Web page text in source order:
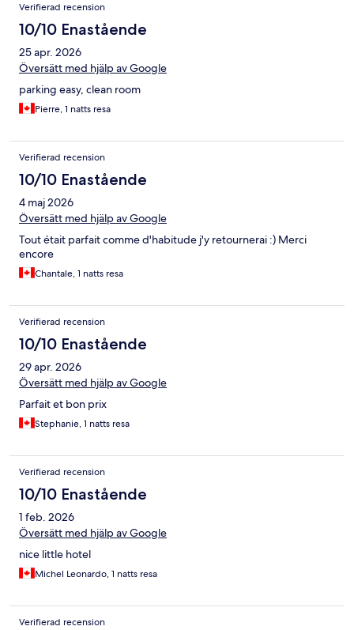
Verifierad recension
10/10 Enastående
25 apr. 2026
Översätt med hjälp av Google
parking easy, clean room
Pierre, 1 natts resa
Verifierad recension
10/10 Enastående
4 maj 2026
Översätt med hjälp av Google
Tout était parfait comme d'habitude j'y retournerai :) Merci
encore
Chantale, 1 natts resa
Verifierad recension
10/10 Enastående
29 apr. 2026
Översätt med hjälp av Google
Parfait et bon prix
Stephanie, 1 natts resa
Verifierad recension
10/10 Enastående
1 feb. 2026
Översätt med hjälp av Google
nice little hotel
Michel Leonardo, 1 natts resa
Verifierad recension